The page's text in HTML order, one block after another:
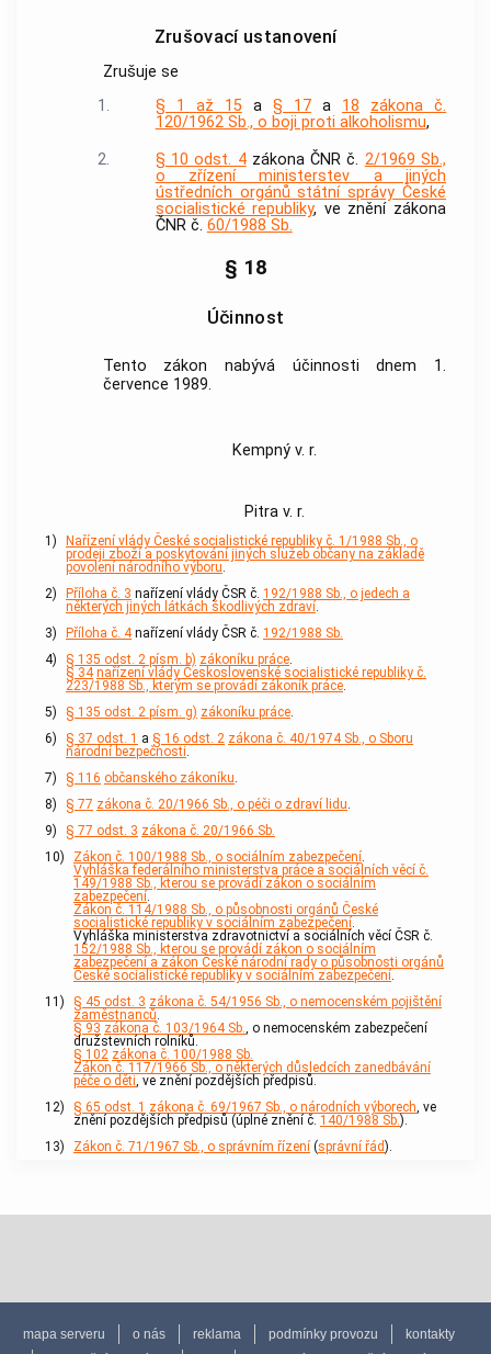
Zrušovací ustanovení
Zrušuje se
1.
§ 1 až 15a § 17a 18
zákona č.
120/1962 Sb., o boji proti alkoholismu,
2.
§ 10 odst. 4zákona ČNR č. 2/1969 Sb.,
o zřízení ministerstev a jiných
ústředních orgánů státní správy České
socialistické republiky, ve znění zákona
ČNR č. 60/1988 Sb.
§ 18
Účinnost
Tento zákon nabývá účinnosti dnem 1.
července 1989.
Kempný v. r.
Pitra v. r.
1)
Nařízení vlády České socialistické republiky č. 1/1988 Sb., o
prodeji zboží a poskytování jiných služeb občany na základě
povolení národního výboru
2)
Příloha č. 3 nařízení vlády ČSR č. 192/1988 Sb., o jedech a
některých jiných látkách škodlivých zdraví
3)
Příloha č. 4nařízení vlády ČSR č. 192/1988 Sb.
4)
§ 135 odst. 2 písm. b) zákoníku práce
§ 34 nařízení vlády Československé socialistické republiky č.
223/1988 Sb., kterým se provádí zákoník práce
5)
§ 135 odst. 2 písm. g) zákoníku práce
6)
§ 37 odst. 1 a § 16 odst. 2 zákona č. 40/1974 Sb., o Sboru
národní bezpečnosti
7)
§ 116 občanského zákoníku
8)
§ 77 zákona č. 20/1966 Sb., o péči o zdraví lidu
9)
§ 77 odst. 3 zákona č. 20/1966 Sb.
10)
Zákon č. 100/1988 Sb., o sociálním zabezpečení
Vyhláška federálního ministerstva práce a sociálních věcí č.
149/1988 Sb., kterou se provádí zákon o sociálním
zabezpečení
Zákon č. 114/1988 Sb., o působnosti orgánů České
socialistické republiky v sociálním zabezpečení
Vyhláška ministerstva zdravotnictví a sociálních věcí ČSR č.
152/1988 Sb., kterou se provádí zákon o sociálním
zabezpečení a zákon České národní rady o působnosti orgánů
České socialistické republiky v sociálním zabezpečení
11)
§ 45 odst. 3 zákona č. 54/1956 Sb., o nemocenském pojištění
zaměstnanců
§ 93 zákona č. 103/1964 Sb.
, o nemocenském zabezpečení
družstevních rolníků.
§ 102 zákona č. 100/1988 Sb.
Zákon č. 117/1966 Sb., o některých důsledcích zanedbávání
péče o děti , ve znění pozdějších předpisů.
12)
§ 65 odst. 1 zákona č. 69/1967 Sb., o národních výborech , ve
znění pozdějších předpisů (úplné znění č. 140/1988 Sb. ).
13)
Zákon č. 71/1967 Sb., o správním řízení (správní řád).
mapa serveru o nás reklama podmínky provozu
kontakty